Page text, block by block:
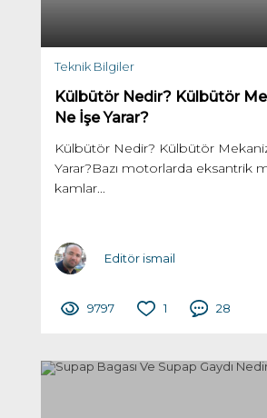
Teknik Bilgiler
Külbütör Nedir? Külbütör
Ne İşe Yarar?
Külbütör Nedir? Külbütör
Yarar?Bazı motorlarda eksantrik
kamlar...
Editör ismail
9797 1 28